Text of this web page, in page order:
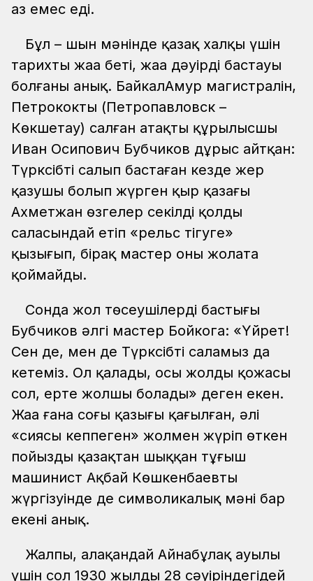
аз емес еді.
Бұл – шын мәнінде қазақ халқы үшін
тарихтың жаңа беті, жаңа дәуірдің бастауы
болғаны анық. БайкалАмур магистралін,
Петрококты (Петропавловск –
Көкшетау) салған атақты құрылысшы
Иван Осипович Бубчиков дұрыс айтқан:
Түрксібті салып бастаған кезде жер
қазушы болып жүрген қыр қазағы
Ахметжан өзгелер секілді қолдың
саласындай етіп «рельс тігуге»
қызығып, бірақ мастер оны жолата
қоймайды.
Сонда жол төсеушілердің бастығы
Бубчиков әлгі мастер Бойкога: «Үйрет!
Сен де, мен де Түрксібті саламыз да
кетеміз. Ол қалады, осы жолдың қожасы
сол, ертең жолшы болады» деген екен.
Жаңа ғана соңғы қазығы қағылған, әлі
«сиясы кеппеген» жолмен жүріп өткен
пойызды қазақтан шыққан тұңғыш
машинист Ақбай Көшкенбаевтың
жүргізуінде де символикалық мәні бар
екені анық.
Жалпы, алақандай Айнабұлақ ауылы
үшін сол 1930 жылдың 28 сәуіріндегідей